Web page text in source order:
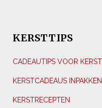
KERSTTIPS
CADEAUTIPS VOOR
KERSTCADEAUS INPAKKEN
KERSTRECEPTEN